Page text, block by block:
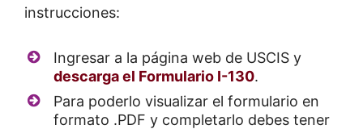
instrucciones:
Ingresar a la página web de USCIS y
descarga el Formulario I-130.
Para poderlo visualizar el formulario en
formato .PDF y completarlo debes tener